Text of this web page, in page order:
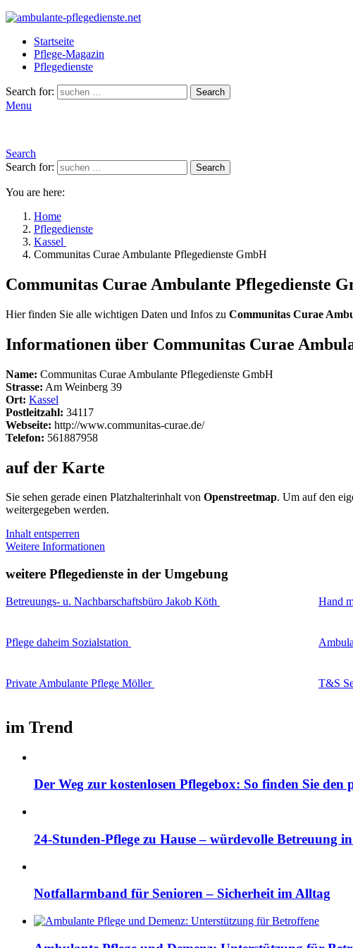
Startseite
Pflege-Magazin
Pflegedienste
Search for: Search
Menu
Search
Search for:
Search
You are here:
Home
Pflegedienste
Kassel
Communitas Curae Ambulante Pflegedienste GmbH
Communitas Curae Ambulante Pflegedienste
Hier finden Sie alle wichtigen Daten und Infos zu Communitas Curae
Informationen über Communitas Curae
Name: Communitas Curae Ambulante Pflegedienste GmbH
Strasse: Am Weinberg 39
Ort: Kassel
Postleitzahl: 34117
Webseite: http://www.communitas-curae.de/
Telefon: 561887958
auf der Karte
Sie sehen gerade einen Platzhalterinhalt von Openstreetmap. Um auf den
weitergegeben werden.
Inhalt entsperren
Weitere Informationen
weitere Pflegedienste in der Umgebung
Betreuungs- u. Nachbarschaftsbüro Jakob Köth Hand
Pflege daheim Sozialstation
Private Ambulante Pflege Möller T&S
im Trend
Der Weg zur kostenlosen Pflegebox: So finden Sie den
24-Stunden-Pflege zu Hause – würdevolle Betreuung
Notfallarmband für Senioren – Sicherheit im Alltag